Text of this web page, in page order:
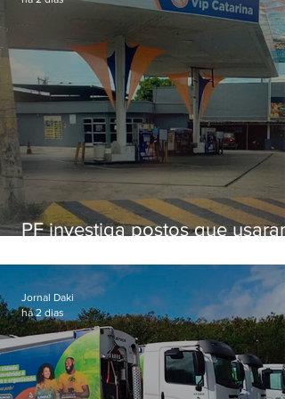
PF investiga postos que usaram
secretário morto em 2020
Jornal Daki
há 2 dias